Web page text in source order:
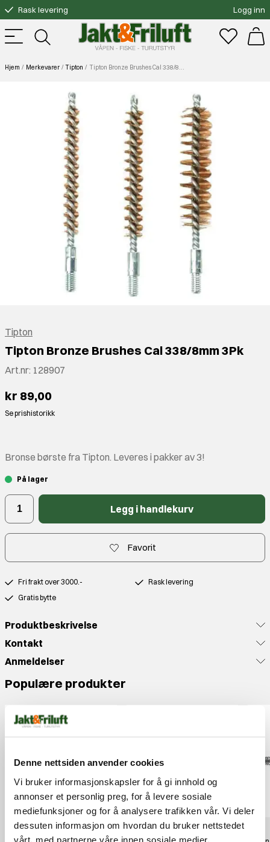
Denne nettsiden anvender cookies
Vi bruker informasjonskapsler for å gi innhold og
annonser et personlig preg, for å levere sosiale
mediefunksjoner og for å analysere trafikken vår. Vi deler
dessuten informasjon om hvordan du bruker nettstedet
vårt, med partnerne våre innen sosiale medier,
Rask levering
Gratis bytte
Fri frakt over 3000.-
Logg inn
Hjem Merkevarer Tipton Tipton Bronze Brushes Cal 338/8mm 3Pk
Tipton
Tipton Bronze Brushes Cal 338/8mm 3Pk
Art.nr: 128907
kr 89,00
Se prishistorikk
Bronse børste fra Tipton. Leveres i pakker av 3!
På lager
Legg i handlekurv
Favorit
Fri frakt over 3000.-
Rask levering
Gratis bytte
Produktbeskrivelse
Kontakt
Anmeldelser
Populære produkter